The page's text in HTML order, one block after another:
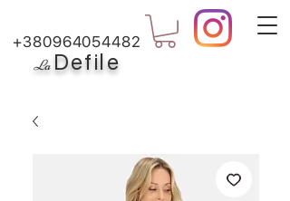
La Defile
+380964054482